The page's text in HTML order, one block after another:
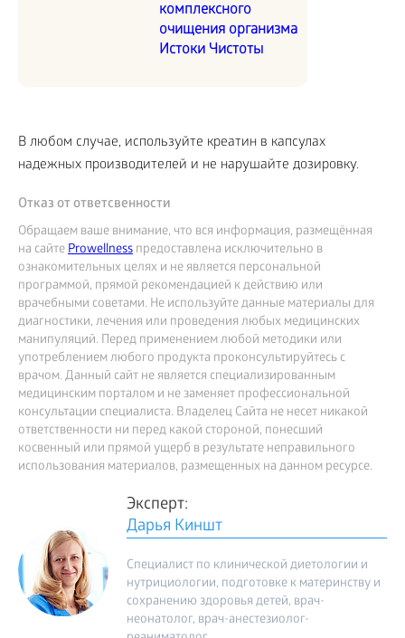
комплексного
очищения организма
Истоки Чистоты
В любом случае, используйте креатин в капсулах
надежных производителей и не нарушайте дозировку.
Отказ от ответсвенности
Обращаем ваше внимание, что вся информация, размещённая
на сайтеProwellness предоставлена исключительно в
ознакомительных целях и не является персональной
программой, прямой рекомендацией к действию или
врачебными советами. Не используйте данные материалы для
диагностики, лечения или проведения любых медицинских
манипуляций. Перед применением любой методики или
употреблением любого продукта проконсультируйтесь с
врачом. Данный сайт не является специализированным
медицинским порталом и не заменяет профессиональной
консультации специалиста. Владелец Сайта не несет никакой
ответственности ни перед какой стороной, понесший
косвенный или прямой ущерб в результате неправильного
использования материалов, размещенных на данном ресурсе.
Эксперт:
Дарья Киншт
Специалист по клинической диетологии и
нутрициологии, подготовке к материнству и
сохранению здоровья детей, врач-
неонатолог, врач-анестезиолог-